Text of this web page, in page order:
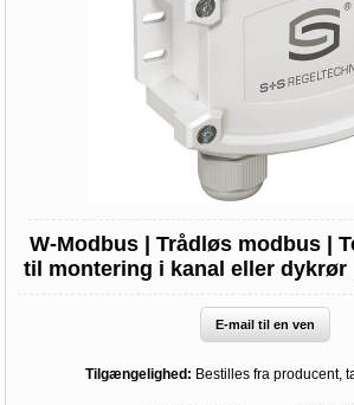
W-Modbus | Trådløs modbus |
til montering i kanal eller dykrør
E-mail til en ven
Tilgængelighed: Bestilles fra producent,